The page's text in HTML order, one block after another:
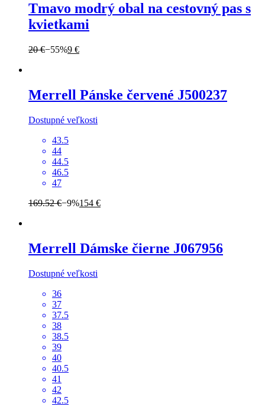
Tmavo modrý obal na cestovný pas s
kvietkami
20 €−55%9 €
Merrell Pánske červené J500237
Dostupné veľkosti
43.5
44
44.5
46.5
47
169.52 €−9%154 €
Merrell Dámske čierne J067956
Dostupné veľkosti
36
37
37.5
38
38.5
39
40
40.5
41
42
42.5